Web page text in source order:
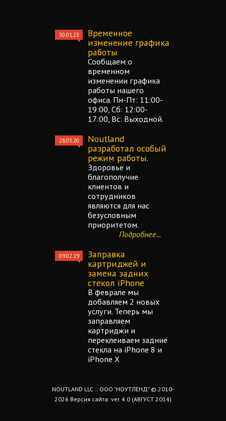
30.01.23
Временное
изменение графика
работы
Сообщаем о
временном
изменении графика
работы нашего
офиса. Пн-Пт: 11:00-
19:00, Сб: 12:00-
17:00, Вс: Выходной.
28.03.20
Noutland
разработал особый
режим работы.
Здоровье и
благополучие
клиентов и
сотрудников
являются для нас
безусловным
приоритетом.
Подробнее...
09.02.19
Заправка
картриджей и
замена задних
стекол iPhone
В феврале мы
добавляем 2 новых
услуги. Теперь мы
заправляем
картриджи и
переклеиваем задние
стекла на iPhone 8 и
iPhone X
NOUTLAND LLC :: ООО "НОУТЛЕНД" © 2010-
2026 Версия сайта: ver. 4.0 (АВГУСТ 2014)